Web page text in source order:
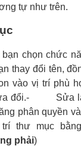
tự như trên.
chọn chức
thay đổi tên,
vào vị trí phù
đổi.-
Sửa
phân quyền
thư mục
phải)